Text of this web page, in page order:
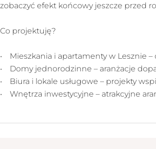
zobaczyć efekt końcowy jeszcze przed
Co projektuję?
• Mieszkania i apartamenty w Lesznie
• Domy jednorodzinne – aranżacje
• Biura i lokale usługowe – projekty
• Wnętrza inwestycyjne – atrakcyjne